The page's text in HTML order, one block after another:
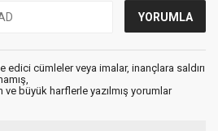
edici cümleler veya imalar, inançlara saldırı
ve büyük harflerle yazılmış yorumlar